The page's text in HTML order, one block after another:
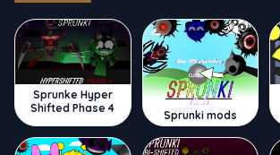
Sprunke Hyper
Shifted Phase 4
Sprunki mods